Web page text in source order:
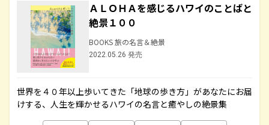
ＡＬＯＨＡを感じるハワイのことばと
絶景１００
BOOKS 旅の名言＆絶景
2022.05.26 発売
世界を４０年以上歩いてきた「地球の歩き方」があなたにお届
けする、人生を輝かせるハワイの名言と癒やしの絶景集